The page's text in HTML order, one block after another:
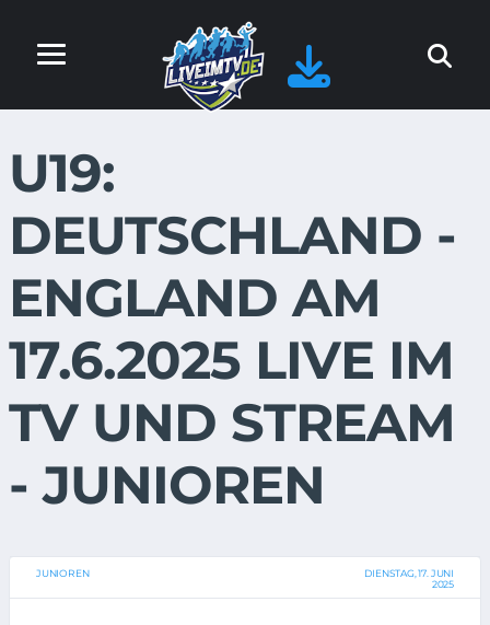
U19:
DEUTSCHLAND -
ENGLAND AM
17.6.2025 LIVE IM
TV UND STREAM
- JUNIOREN
JUNIOREN
DIENSTAG, 17. JUNI
2025